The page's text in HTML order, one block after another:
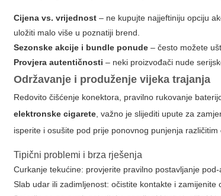
Cijena vs. vrijednost – ne kupujte najjeftiniju opciju
uložiti malo više u poznatiji brend.
Sezonske akcije i bundle ponude – često možete
Provjera autentičnosti – neki proizvođači nude
Održavanje i produženje vijeka trajanja
Redovito čišćenje konektora, pravilno rukovanje
elektronske cigarete , važno je slijediti upute za
isperite i osušite pod prije ponovnog punjenja
Tipični problemi i brza rješenja
Curkanje tekućine: provjerite pravilno postavljanje
Slab udar ili zadimljenost: očistite kontakte i zamijenite